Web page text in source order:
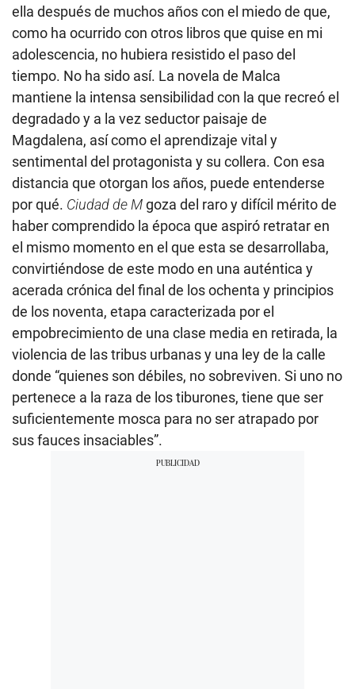
ella después de muchos años con el miedo de que,
como ha ocurrido con otros libros que quise en mi
adolescencia, no hubiera resistido el paso del
tiempo. No ha sido así. La novela de Malca
mantiene la intensa sensibilidad con la que recreó el
degradado y a la vez seductor paisaje de
Magdalena, así como el aprendizaje vital y
sentimental del protagonista y su collera. Con esa
distancia que otorgan los años, puede entenderse
por qué. Ciudad de Mgoza del raro y difícil mérito de
haber comprendido la época que aspiró retratar en
el mismo momento en el que esta se desarrollaba,
convirtiéndose de este modo en una auténtica y
acerada crónica del final de los ochenta y principios
de los noventa, etapa caracterizada por el
empobrecimiento de una clase media en retirada, la
violencia de las tribus urbanas y una ley de la calle
donde “quienes son débiles, no sobreviven. Si uno no
pertenece a la raza de los tiburones, tiene que ser
suficientemente mosca para no ser atrapado por
sus fauces insaciables”.